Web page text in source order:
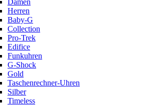
Damen
Herren
Baby-G
Collection
Pro-Trek
Edifice
Funkuhren
G-Shock
Gold
Taschenrechner-Uhren
Silber
Timeless